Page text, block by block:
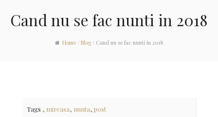
Cand nu se fac nunti in 2018
Home / Blog / Cand nu se fac nunti in 2018
Tags , mireasa, nunta, post